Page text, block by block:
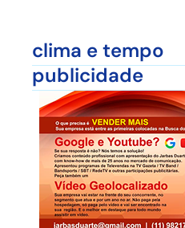
clima e tempo
publicidade